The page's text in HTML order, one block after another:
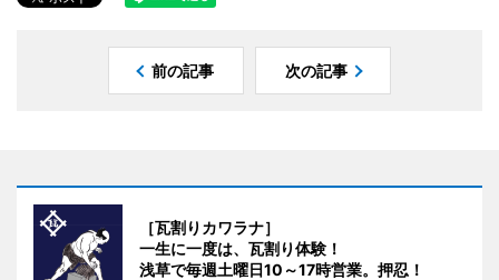
前の記事 次の記事
［瓦割りカワラナ］
一生に一度は、瓦割り体験！
浅草で毎週土曜日10～17時営業。押忍！